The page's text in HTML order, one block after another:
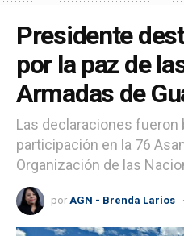
Presidente
por la paz de
Armadas de
Las declaraciones fueron
participación en la 76
Organización de las
por AGN - Brenda Larios